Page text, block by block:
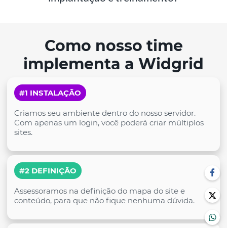
Como nosso time
implementa a Widgrid
#1 INSTALAÇÃO
Criamos seu ambiente dentro do nosso servidor.
Com apenas um login, você poderá criar múltiplos
sites.
#2 DEFINIÇÃO
Assessoramos na definição do mapa do site e
conteúdo, para que não fique nenhuma dúvida.